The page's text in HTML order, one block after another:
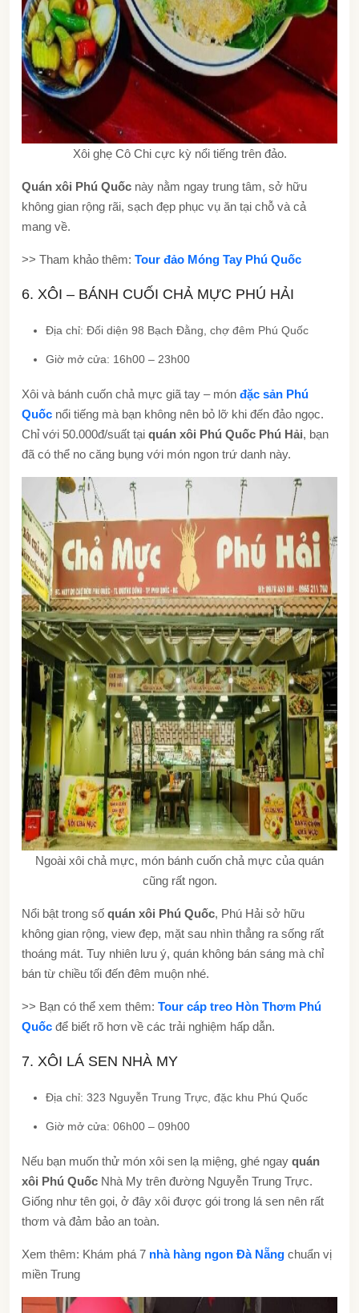
Xôi ghẹ Cô Chi cực kỳ nổi tiếng trên đảo.
Quán xôi Phú Quốc này nằm ngay trung tâm, sở hữu
không gian rộng rãi, sạch đẹp phục vụ ăn tại chỗ và cả
mang về.
>> Tham khảo thêm: Tour đảo Móng Tay Phú Quốc
6. XÔI – BÁNH CUỐI CHẢ MỰC PHÚ HẢI
Địa chỉ: Đối diện 98 Bạch Đằng, chợ đêm Phú Quốc
Giờ mở cửa: 16h00 – 23h00
Xôi và bánh cuốn chả mực giã tay – món đặc sản Phú
Quốc nổi tiếng mà bạn không nên bỏ lỡ khi đến đảo ngọc.
Chỉ với 50.000đ/suất tại quán xôi Phú Quốc Phú Hải, bạn
đã có thể no căng bụng với món ngon trứ danh này.
Ngoài xôi chả mực, món bánh cuốn chả mực của quán
cũng rất ngon.
Nổi bật trong số quán xôi Phú Quốc, Phú Hải sở hữu
không gian rộng, view đẹp, mặt sau nhìn thẳng ra sống rất
thoáng mát. Tuy nhiên lưu ý, quán không bán sáng mà chỉ
bán từ chiều tối đến đêm muộn nhé.
>> Bạn có thể xem thêm: Tour cáp treo Hòn Thơm Phú
Quốc để biết rõ hơn về các trải nghiệm hấp dẫn.
7. XÔI LÁ SEN NHÀ MY
Địa chỉ: 323 Nguyễn Trung Trực, đặc khu Phú Quốc
Giờ mở cửa: 06h00 – 09h00
Nếu bạn muốn thử món xôi sen lạ miệng, ghé ngay quán
xôi Phú Quốc Nhà My trên đường Nguyễn Trung Trực.
Giống như tên gọi, ở đây xôi được gói trong lá sen nên rất
thơm và đảm bảo an toàn.
Xem thêm: Khám phá 7 nhà hàng ngon Đà Nẵng chuẩn vị
miền Trung